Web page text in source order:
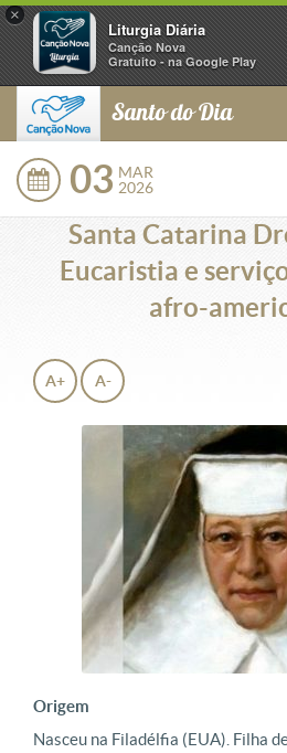
×
Liturgia Diária
Canção Nova
Gratuito - na Google Play
Santo do Dia
03 MAR
2026
Santa Catarina
Eucaristia e
afro-
A+ A-
Origem
Nasceu na Filadélfia (EUA). Filha